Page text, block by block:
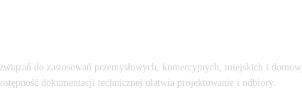
do zastosowań przemysłowych, komercyjnych, miejskich i
dokumentacji technicznej ułatwia projektowanie i odbiory.